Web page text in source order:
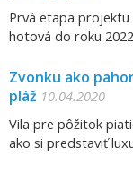
Prvá etapa
hotová do roku 2022
Zvonku ako
pláž 10.04.2020
Vila pre pôžitok
ako si predstaviť